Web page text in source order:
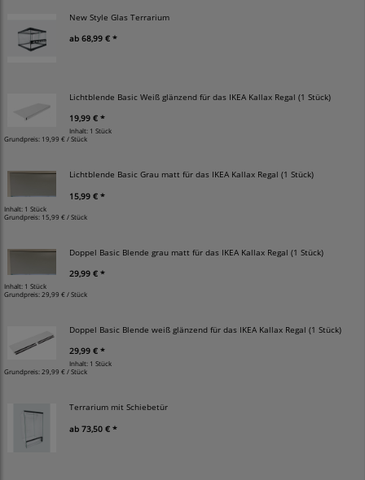
New Style Glas Terrarium
ab 68,99 € *
Lichtblende Basic Weiß glänzend für das IKEA Kallax Regal (1 Stück)
19,99 € *
Inhalt: 1 Stück
Grundpreis: 19,99 € / Stück
Lichtblende Basic Grau matt für das IKEA Kallax Regal (1 Stück)
15,99 € *
Inhalt: 1 Stück
Grundpreis: 15,99 € / Stück
Doppel Basic Blende grau matt für das IKEA Kallax Regal (1 Stück)
29,99 € *
Inhalt: 1 Stück
Grundpreis: 29,99 € / Stück
Doppel Basic Blende weiß glänzend für das IKEA Kallax Regal (1 Stück)
29,99 € *
Inhalt: 1 Stück
Grundpreis:29,99 € / Stück
Terrarium mit Schiebetür
ab 73,50 € *